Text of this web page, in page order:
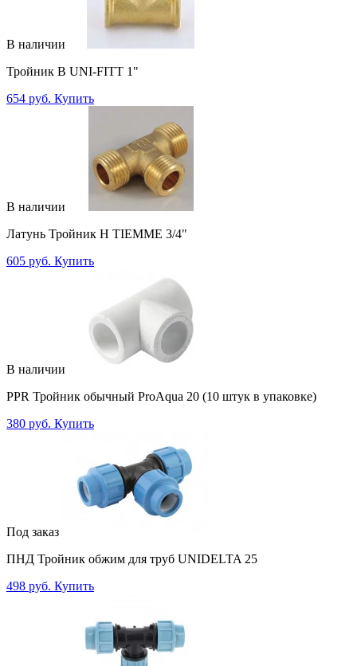
В наличии
Тройник В UNI-FITT 1"
654 руб. Купить
В наличии
Латунь Тройник Н TIEMME 3/4"
605 руб. Купить
В наличии
PPR Тройник обычный ProAqua 20 (10 штук в упаковке)
380 руб. Купить
Под заказ
ПНД Тройник обжим для труб UNIDELTA 25
498 руб. Купить